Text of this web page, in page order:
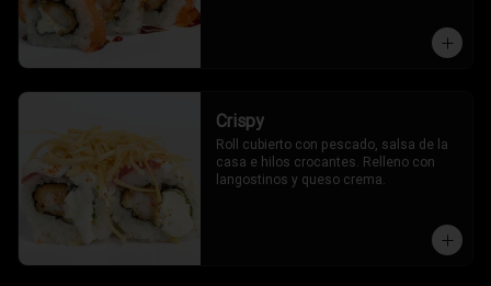
Crispy
Roll cubierto con pescado, salsa de la
casa e hilos crocantes. Relleno con
langostinos y queso crema.